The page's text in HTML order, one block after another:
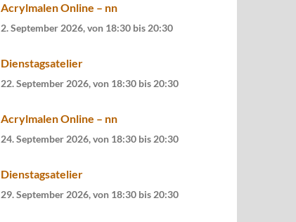
Acrylmalen Online – nn
2. September 2026, von 18:30 bis 20:30
Dienstagsatelier
22. September 2026, von 18:30 bis 20:30
Acrylmalen Online – nn
24. September 2026, von 18:30 bis 20:30
Dienstagsatelier
29. September 2026, von 18:30 bis 20:30